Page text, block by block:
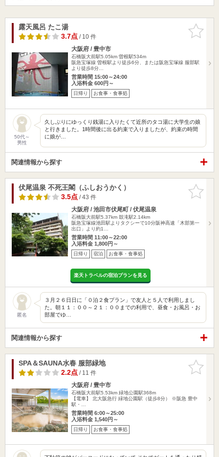
お気に入
りに追加
露天風呂 たこ湯
3.7点/ 10 件
大阪府 / 豊中市
石橋阪大前駅5.05km 曽根駅534m
阪急宝塚線 曽根駅より徒歩6分、または阪急宝塚線 服部駅
より徒歩8分…
営業時間 15:00～24:00
入浴料金 600円～
日帰り お食事・食事処
50代～
男性
久しぶりにゆっくり銭湯に入りたくて近所のタコ湯に大学生の娘
と行きました。1時間後に出る約束で入りましたが、約束の時間
に娘が…
関連情報から探す
お気に入
りに追加
伏尾温泉 不死王閣（ふしおうかく）
3.5点/ 43 件
大阪府 / 池田市伏尾町 / 伏尾温泉
石橋阪大前駅5.37km 鼓滝駅2.14km
阪急宝塚線池田駅よりタクシーで10分阪神高速「木部第一
出口」より約1…
営業時間 11:00～22:00
入浴料金 1,800円～
日帰り 宿泊 お食事・食事処
楽天トラベルの宿泊プランを見る
匿名
３月２６日日に「０泊２食プラン」で友人と５人で利用しまし
た。朝１１：００～２１：００までの利用で、昼食・お風呂・お
部屋でゆ…
関連情報から探す
お気に入
りに追加
SPA＆SAUNA水春 服部緑地
2.2点/ 11 件
大阪府 / 豊中市
石橋阪大前駅5.53km 緑地公園駅368m
【電車】 北大阪急行 緑地公園駅（徒歩8分） ※阪急 豊中
駅・…
営業時間 6:00～25:00
入浴料金 1,540円～
日帰り お食事・食事処